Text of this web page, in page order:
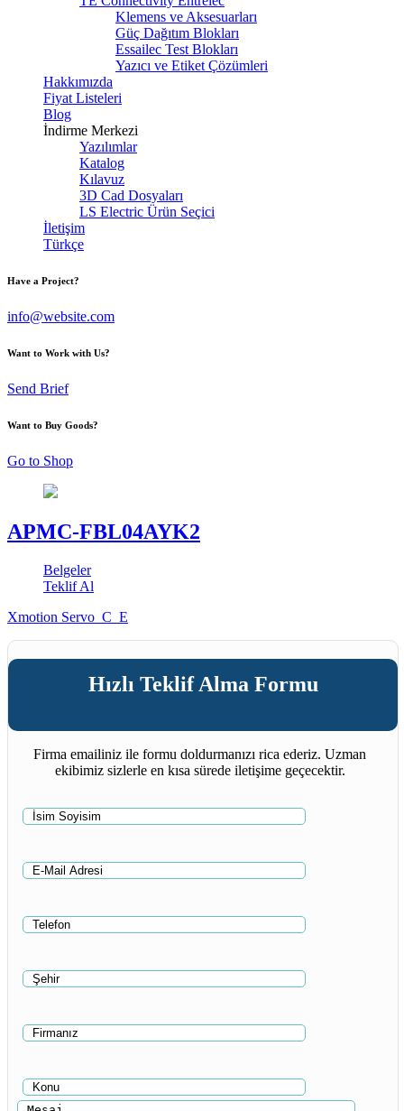
Klemens ve Aksesuarları
Güç Dağıtım Blokları
Essailec Test Blokları
Yazıcı ve Etiket Çözümleri
Hakkımızda
Fiyat Listeleri
Blog
İndirme Merkezi
Yazılımlar
Katalog
Kılavuz
3D Cad Dosyaları
LS Electric Ürün Seçici
İletişim
Türkçe
Have a Project?
info@website.com
Want to Work with Us?
Send Brief
Want to Buy Goods?
Go to Shop
APMC-FBL04AYK2
Belgeler
Teklif Al
Xmotion Servo_C_E
Hızlı Teklif Alma Formu
Firma emailiniz ile formu doldurmanızı rica ederiz. Uzman
ekibimiz sizlerle en kısa sürede iletişime geçecektir.